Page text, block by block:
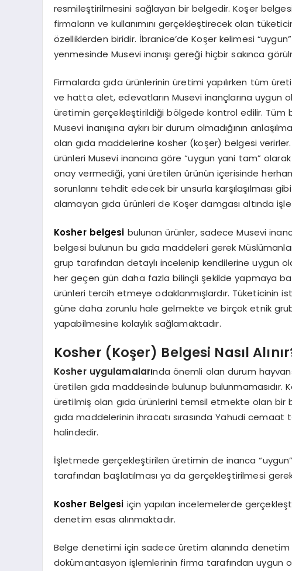
resmileştirilmesini sağlayan bir belgedir. Koşer
firmaların ve kullanımını gerçekleştirecek olan
özelliklerden biridir. İbranice’de Koşer kelimesi
yenmesinde Musevi inanışı gereği hiçbir sakınca
Firmalarda gıda ürünlerinin üretimi yapılırken tüm
ve hatta alet, edevatların Musevi inançlarına uygun
üretimin gerçekleştirildiği bölgede kontrol edilir.
Musevi inanışına aykırı bir durum olmadığının
olan gıda maddelerine kosher (koşer) belgesi
ürünleri Musevi inancına göre “uygun yani tam”
onay vermediği, yani üretilen ürünün içerisinde
sorunlarını tehdit edecek bir unsurla karşılaşılması
alamayan gıda ürünleri de Koşer damgası altında
Kosher belgesi bulunan ürünler, sadece Musevi
belgesi bulunun bu gıda maddeleri gerek
grup tarafından detaylı incelenip kendilerine uygun
her geçen gün daha fazla bilinçli şekilde yapmaya
ürünleri tercih etmeye odaklanmışlardır. Tüketicinin
güne daha zorunlu hale gelmekte ve birçok etnik
yapabilmesine kolaylık sağlamaktadır.
Kosher (Koşer) Belgesi Nasıl
Kosher uygulamalarında önemli olan durum
üretilen gıda maddesinde bulunup
üretilmiş olan gıda ürünlerini temsil etmekte olan bir
gıda maddelerinin ihracatı sırasında Yahudi
halindedir.
İşletmede gerçekleştirilen üretimin de inanca
tarafından başlatılması ya da gerçekleştirilmesi
Kosher Belgesi için yapılan incelemelerde
denetim esas alınmaktadır.
Belge denetimi için sadece üretim alanında
dokümantasyon işlemlerinin firma tarafından uygun